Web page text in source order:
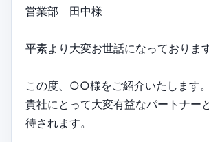
営業部 田中様
平素より大変お世話になっております
この度、○○様をご紹介いたします。
貴社にとって大変有益なパートナー
待されます。